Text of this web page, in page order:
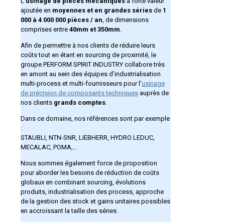
ajoutée en moyennes et en grandes séries de 1
000 à 4 000 000 pièces / an , de dimensions
comprises entre 40mm et 350mm
Afin de permettre à nos clients de réduire leurs
coûts tout en étant en sourcing de proximité, le
groupe PERFORM SPIRIT INDUSTRY collabore très
en amont au sein des équipes d’industrialisation
multi-process et multi-fournisseurs pour l’usinage
de précision de composants techniques auprès de
nos clients grands comptes
Dans ce domaine, nos références sont par exemple
:
STAUBLI, NTN-SNR, LIEBHERR, HYDRO LEDUC,
MECALAC, POMA,…
Nous sommes également force de proposition
pour aborder les besoins de réduction de coûts
globaux en combinant sourcing, évolutions
produits, industrialisation des process, approche
de la gestion des stock et gains unitaires possibles
en accroissant la taille des séries.